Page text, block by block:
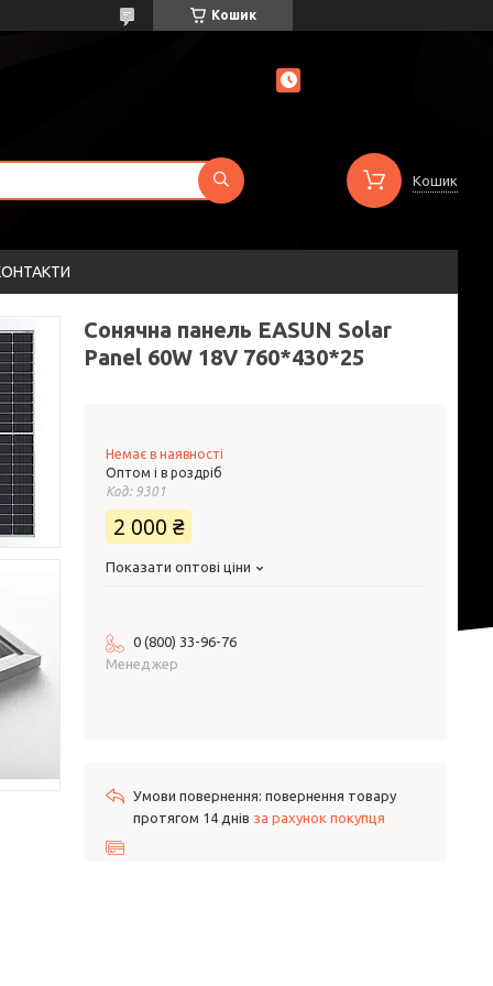
Кошик
Кошик
Сонячна панель EASUN Solar
Panel 60W 18V 760*430*25
Немає в наявності
Оптом і в роздріб
Код: 9301
2 000 ₴
Показати оптові ціни
0 (800) 33-96-76
Менеджер
повернення товару
протягом 14 днів за рахунок покупця